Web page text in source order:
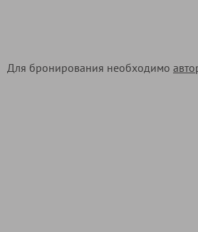
Для бронирования необходимо